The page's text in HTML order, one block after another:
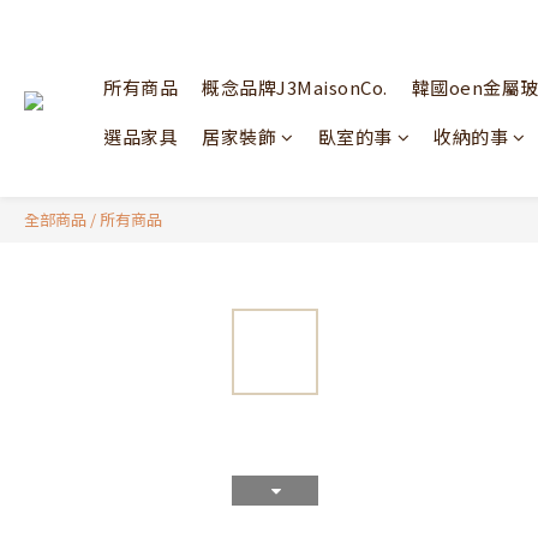
所有商品 概念品牌J3MaisonCo.
韓國oen金屬
選品家具
居家裝飾 臥室的事 收納的事
全部商品 / 所有商品